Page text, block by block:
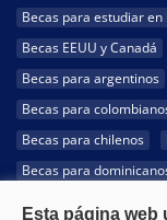
Becas para estudiar en
Becas EEUU y Canadá
Becas para argentinos
Becas para
Becas para chilenos
Becas para